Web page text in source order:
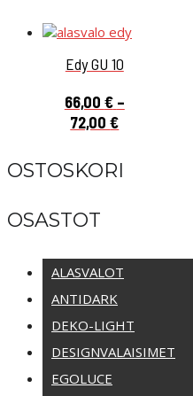
Edy GU 10
66,00 € –
72,00€Hintaluokka:
-
72,00 €
OSTOSKORI
OSASTOT
ALASVALOT
ANTIDARK
DEKO-LIGHT
DESIGNVALAISIMET
EGOLUCE